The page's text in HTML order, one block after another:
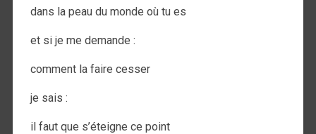
dans la peau du monde où tu es
et si je me demande :
comment la faire cesser
je sais :
il faut que s’éteigne ce point